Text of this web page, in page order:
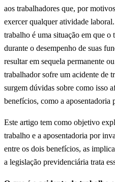
aos trabalhadores que, por
exercer qualquer atividade
trabalho é uma situação em que o
durante o desempenho de suas
resultar em sequela permanente
trabalhador sofre um acidente de
surgem dúvidas sobre como isso
benefícios, como a aposentadoria
Este artigo tem como objetivo
trabalho e a aposentadoria por
entre os dois benefícios, as
a legislação previdenciária trata